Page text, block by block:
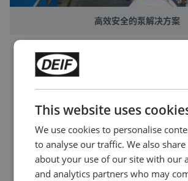
高效安全的泵解决方案
相关产品
This website uses
We use cookies to personalise
to analyse our traffic. We also
about your use of our site with our
and analytics partners who may